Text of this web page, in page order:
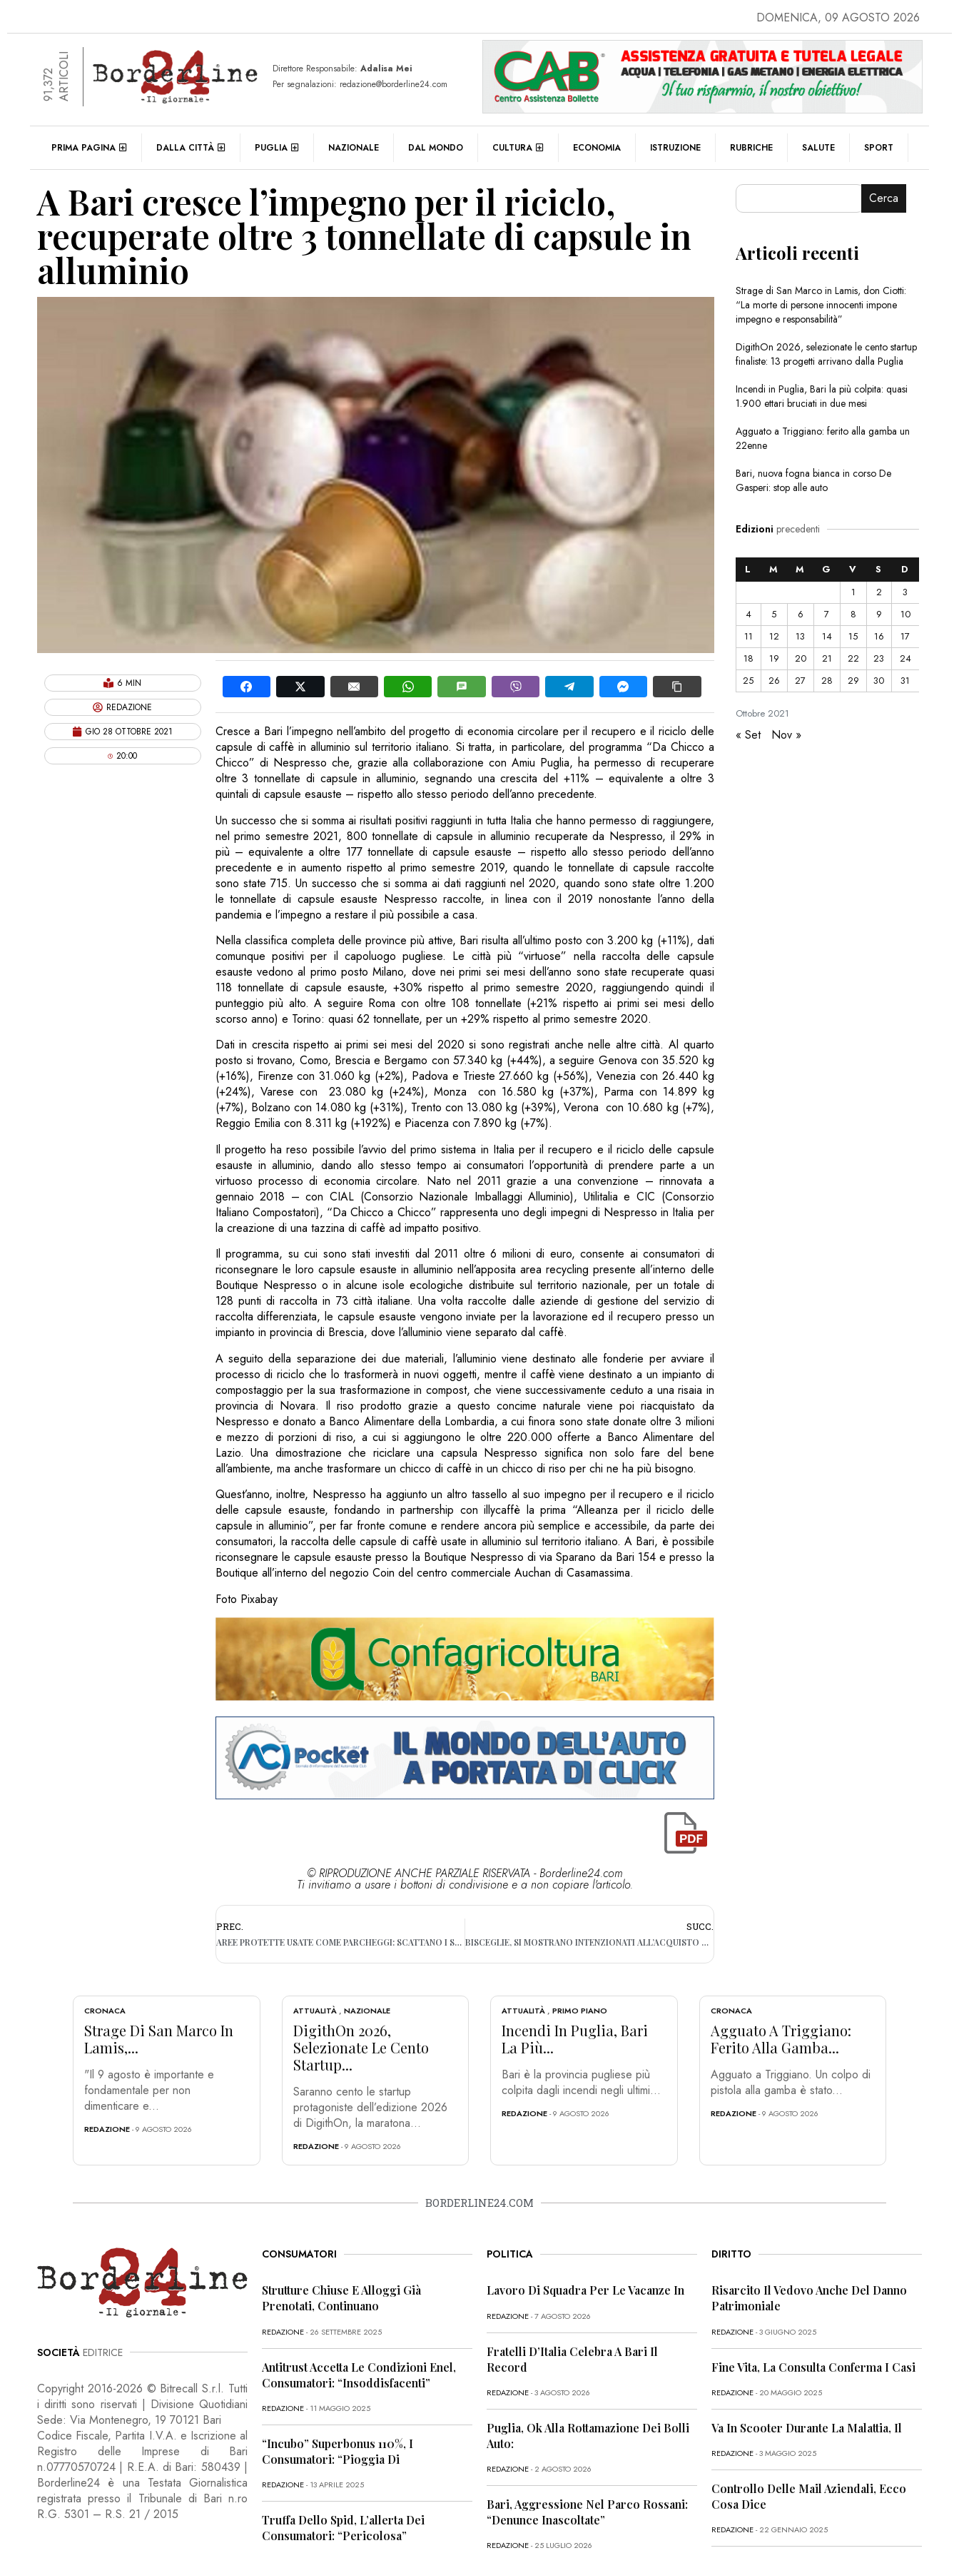
DOMENICA, 09 AGOSTO 2026
91,372ARTICOLI Direttore Responsabile: Adalisa Mei
Per segnalazioni: redazione@borderline24.com
PRIMA PAGINA DALLA CITTÀ PUGLIA NAZIONALE DAL MONDO CULTURA ECONOMIA ISTRUZIONE RUBRICHE SALUTE SPORT
A Bari cresce l’impegno per il riciclo,
recuperate oltre 3 tonnellate di capsule in
alluminio
6 MIN
REDAZIONE
GIO 28 OTTOBRE 2021
20:00
Cresce a Bari l’impegno nell’ambito del progetto di economia circolare per il recupero e il riciclo delle
capsule di caffè in alluminio sul territorio italiano. Si tratta, in particolare, del programma “Da Chicco a
Chicco” di Nespresso che, grazie alla collaborazione con Amiu Puglia, ha permesso di recuperare
oltre 3 tonnellate di capsule in alluminio, segnando una crescita del +11% – equivalente a oltre 3
quintali di capsule esauste – rispetto allo stesso periodo dell’anno precedente.
Un successo che si somma ai risultati positivi raggiunti in tutta Italia che hanno permesso di raggiungere,
nel primo semestre 2021, 800 tonnellate di capsule in alluminio recuperate da Nespresso, il 29% in
più – equivalente a oltre 177 tonnellate di capsule esauste – rispetto allo stesso periodo dell’anno
precedente e in aumento rispetto al primo semestre 2019, quando le tonnellate di capsule raccolte
sono state 715. Un successo che si somma ai dati raggiunti nel 2020, quando sono state oltre 1.200
le tonnellate di capsule esauste Nespresso raccolte, in linea con il 2019 nonostante l’anno della
pandemia e l’impegno a restare il più possibile a casa.
Nella classifica completa delle province più attive, Bari risulta all’ultimo posto con 3.200 kg (+11%), dati
comunque positivi per il capoluogo pugliese. Le città più “virtuose” nella raccolta delle capsule
esauste vedono al primo posto Milano, dove nei primi sei mesi dell’anno sono state recuperate quasi
118 tonnellate di capsule esauste, +30% rispetto al primo semestre 2020, raggiungendo quindi il
punteggio più alto. A seguire Roma con oltre 108 tonnellate (+21% rispetto ai primi sei mesi dello
scorso anno) e Torino: quasi 62 tonnellate, per un +29% rispetto al primo semestre 2020.
Dati in crescita rispetto ai primi sei mesi del 2020 si sono registrati anche nelle altre città. Al quarto
posto si trovano, Como, Brescia e Bergamo con 57.340 kg (+44%), a seguire Genova con 35.520 kg
(+16%), Firenze con 31.060 kg (+2%), Padova e Trieste 27.660 kg (+56%), Venezia con 26.440 kg
(+24%), Varese con 23.080 kg (+24%), Monza con 16.580 kg (+37%), Parma con 14.899 kg
(+7%), Bolzano con 14.080 kg (+31%), Trento con 13.080 kg (+39%), Verona con 10.680 kg (+7%),
Reggio Emilia con 8.311 kg (+192%) e Piacenza con 7.890 kg (+7%).
Il progetto ha reso possibile l’avvio del primo sistema in Italia per il recupero e il riciclo delle capsule
esauste in alluminio, dando allo stesso tempo ai consumatori l’opportunità di prendere parte a un
virtuoso processo di economia circolare. Nato nel 2011 grazie a una convenzione – rinnovata a
gennaio 2018 – con CIAL (Consorzio Nazionale Imballaggi Alluminio), Utilitalia e CIC (Consorzio
Italiano Compostatori), “Da Chicco a Chicco” rappresenta uno degli impegni di Nespresso in Italia per
la creazione di una tazzina di caffè ad impatto positivo.
Il programma, su cui sono stati investiti dal 2011 oltre 6 milioni di euro, consente ai consumatori di
riconsegnare le loro capsule esauste in alluminio nell’apposita area recycling presente all’interno delle
Boutique Nespresso o in alcune isole ecologiche distribuite sul territorio nazionale, per un totale di
128 punti di raccolta in 73 città italiane. Una volta raccolte dalle aziende di gestione del servizio di
raccolta differenziata, le capsule esauste vengono inviate per la lavorazione ed il recupero presso un
impianto in provincia di Brescia, dove l’alluminio viene separato dal caffè.
A seguito della separazione dei due materiali, l’alluminio viene destinato alle fonderie per avviare il
processo di riciclo che lo trasformerà in nuovi oggetti, mentre il caffè viene destinato a un impianto di
compostaggio per la sua trasformazione in compost, che viene successivamente ceduto a una risaia in
provincia di Novara. Il riso prodotto grazie a questo concime naturale viene poi riacquistato da
Nespresso e donato a Banco Alimentare della Lombardia, a cui finora sono state donate oltre 3 milioni
e mezzo di porzioni di riso, a cui si aggiungono le oltre 220.000 offerte a Banco Alimentare del
Lazio. Una dimostrazione che riciclare una capsula Nespresso significa non solo fare del bene
all’ambiente, ma anche trasformare un chicco di caffè in un chicco di riso per chi ne ha più bisogno.
Quest’anno, inoltre, Nespresso ha aggiunto un altro tassello al suo impegno per il recupero e il riciclo
delle capsule esauste, fondando in partnership con illycaffè la prima “Alleanza per il riciclo delle
capsule in alluminio”, per far fronte comune e rendere ancora più semplice e accessibile, da parte dei
consumatori, la raccolta delle capsule di caffè usate in alluminio sul territorio italiano. A Bari, è possibile
riconsegnare le capsule esauste presso la Boutique Nespresso di via Sparano da Bari 154 e presso la
Boutique all’interno del negozio Coin del centro commerciale Auchan di Casamassima.
Foto Pixabay
© RIPRODUZIONE ANCHE PARZIALE RISERVATA - Borderline24.com
Ti invitiamo a usare i bottoni di condivisione e a non copiare l'articolo.
PREC.
AREE PROTETTE USATE COME PARCHEGGI: SCATTANO I SEQUESTRI A POLIGNANO – VIDEO
SUCC.
BISCEGLIE, SI MOSTRANO INTENZIONATI ALL’ACQUISTO DI GIOIELLI PER POI RUBARLI: DUE ARRESTI
Cerca
Articoli recenti
Strage di San Marco in Lamis, don Ciotti:
“La morte di persone innocenti impone
impegno e responsabilità”
DigithOn 2026, selezionate le cento startup
finaliste: 13 progetti arrivano dalla Puglia
Incendi in Puglia, Bari la più colpita: quasi
1.900 ettari bruciati in due mesi
Agguato a Triggiano: ferito alla gamba un
22enne
Bari, nuova fogna bianca in corso De
Gasperi: stop alle auto
Edizioni precedenti
Ottobre2021
L M M G V S
D
1
2
3
4
5 6 7 8 9
10
11
12 13 14 15 16
17
18
19 20 21 22 23
24
25
26 27 28 29 30 31
« Set Nov »
CRONACA
Strage Di San Marco In
Lamis,...
"Il 9 agosto è importante e
fondamentale per non
dimenticare e...
REDAZIONE- 9 AGOSTO 2026
ATTUALITÀ, NAZIONALE
DigithOn 2026,
Selezionate Le Cento
Startup...
Saranno cento le startup
protagoniste dell’edizione 2026
di DigithOn, la maratona...
REDAZIONE- 9 AGOSTO 2026
ATTUALITÀ, PRIMO PIANO
Incendi In Puglia, Bari
La Più...
Bari è la provincia pugliese più
colpita dagli incendi negli ultimi...
REDAZIONE- 9 AGOSTO 2026
CRONACA
Agguato A Triggiano:
Ferito Alla Gamba...
Agguato a Triggiano. Un colpo di
pistola alla gamba è stato...
REDAZIONE- 9 AGOSTO 2026
BORDERLINE24.COM
SOCIETÀ EDITRICE
Copyright 2016-2026 © Bitrecall S.r.l. Tutti
i diritti sono riservati | Divisione Quotidiani
Sede: Via Montenegro, 19 70121 Bari
Codice Fiscale, Partita I.V.A. e Iscrizione al
Registro delle Imprese di Bari
n.07770570724 | R.E.A. di Bari: 580439 |
Borderline24 è una Testata Giornalistica
registrata presso il Tribunale di Bari n.ro
R.G. 5301 – R.S. 21 / 2015
CONSUMATORI
Strutture Chiuse E Alloggi Già
Prenotati, Continuano
REDAZIONE- 26 SETTEMBRE 2025
Antitrust Accetta Le Condizioni Enel,
Consumatori: “Insoddisfacenti”
REDAZIONE- 11 MAGGIO 2025
“Incubo” Superbonus 110%, I
Consumatori: “Pioggia Di
REDAZIONE- 13 APRILE 2025
Truffa Dello Spid, L’allerta Dei
Consumatori: “Pericolosa”
POLITICA
Lavoro Di Squadra Per Le Vacanze In
REDAZIONE- 7 AGOSTO 2026
Fratelli D’Italia Celebra A Bari Il
Record
REDAZIONE- 3 AGOSTO 2026
Puglia, Ok Alla Rottamazione Dei Bolli
Auto:
REDAZIONE- 2 AGOSTO 2026
Bari, Aggressione Nel Parco Rossani:
“Denunce Inascoltate”
REDAZIONE- 25 LUGLIO 2026
DIRITTO
Risarcito Il Vedovo Anche Del Danno
Patrimoniale
REDAZIONE- 3 GIUGNO 2025
Fine Vita, La Consulta Conferma I Casi
REDAZIONE- 20 MAGGIO 2025
Va In Scooter Durante La Malattia, Il
REDAZIONE- 3 MAGGIO 2025
Controllo Delle Mail Aziendali, Ecco
Cosa Dice
REDAZIONE- 22 GENNAIO 2025